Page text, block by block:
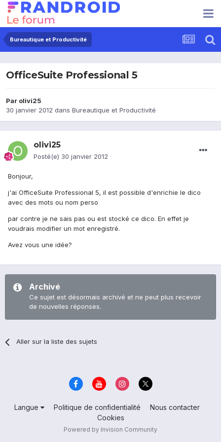
Bureautique et Productivité
OfficeSuite Professional 5
Par olivi25
30 janvier 2012 dans Bureautique et Productivité
olivi25
Posté(e) 30 janvier 2012
Bonjour,
j'ai OfficeSuite Professional 5, il est possible d'enrichie le dico
avec des mots ou nom perso
par contre je ne sais pas ou est stocké ce dico. En effet je
voudrais modifier un mot enregistré.
Avez vous une idée?
Archivé
Ce sujet est désormais archivé et ne peut plus recevoir
de nouvelles réponses.
Aller sur la liste des sujets
Langue Politique de confidentialité
Nous contacter
Cookies
Powered by Invision Community